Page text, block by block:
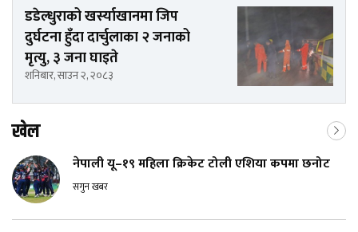
डडेल्धुराको खर्स्याखानमा जिप
दुर्घटना हुँदा दार्चुलाका २ जनाको
मृत्यु, ३ जना घाइते
शनिबार, साउन २, २०८३
खेल
नेपाली यू–१९ महिला क्रिकेट टोली एशिया कपमा छनोट
सगुन खबर